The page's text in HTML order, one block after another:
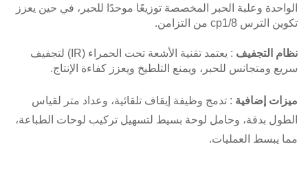
الواحدة وعلبة الحبر المخصصة توزيعًا موحدًا للحبر، في حين يعزز
تكوين الترس cp1/8 من التزامن.
نظام التجفيف
: يعتمد تقنية الأشعة تحت الحمراء (IR) لتجفيف
سريع ومتجانس للحبر، ويمنع التلطيخ ويعزز كفاءة الإنتاج.
ميزات إضافية : تدمج وظيفة إيقاف تلقائية، وعداد متر لقياس
الطول بدقة، وحامل لوحة بسيط لتسهيل تركيب لوحات الطباعة،
مما يبسط العمليات.